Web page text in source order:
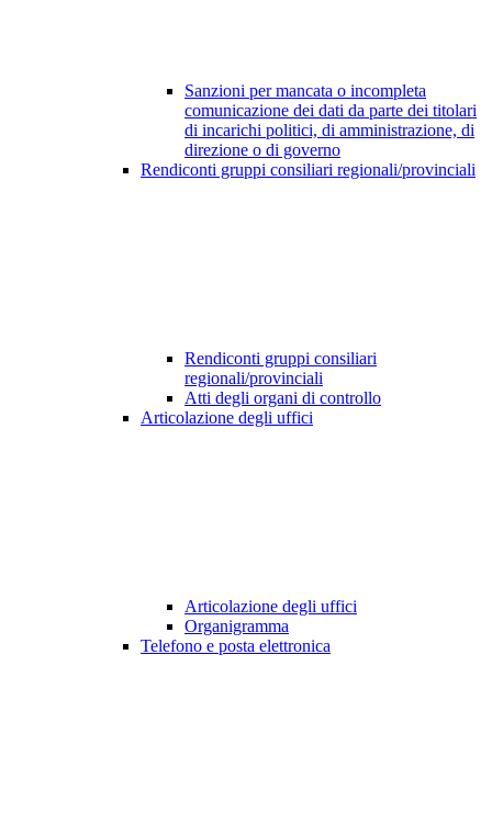
Sanzioni per mancata o incompleta
comunicazione dei dati da parte dei titolari
di incarichi politici, di amministrazione, di
direzione o di governo
Rendiconti gruppi consiliari regionali/provinciali
Rendiconti gruppi consiliari
regionali/provinciali
Atti degli organi di controllo
Articolazione degli uffici
Articolazione degli uffici
Organigramma
Telefono e posta elettronica